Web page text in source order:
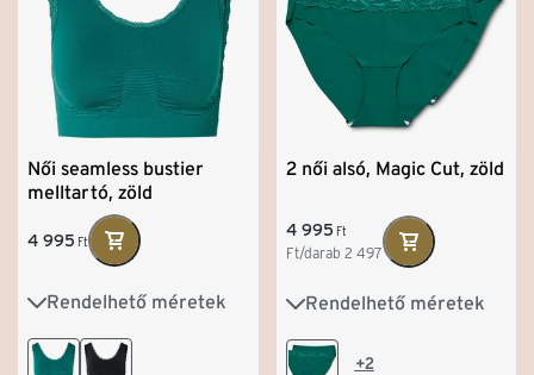
Női seamless bustier
melltartó, zöld
4 995 Ft
Rendelhető méretek
S 36/38 M 40/42
L 44/46
2 női alsó, Magic Cut, zöld
4 995 Ft
Ft/darab 2 497
Rendelhető méretek
XS 32/34 S 36/38
M 40/42+2